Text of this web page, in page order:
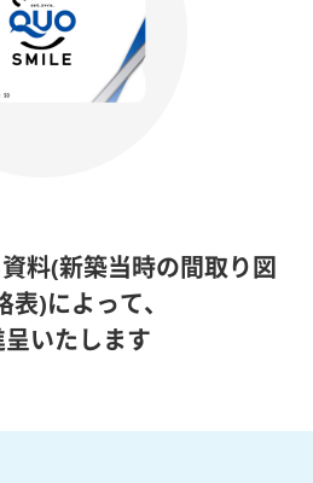
料(新築当時の間取り図
表)によって、
いたします